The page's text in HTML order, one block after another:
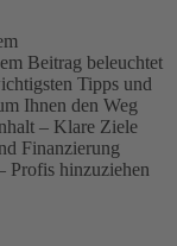
Beitrag beleuchtet
Tipps und
Ihnen den Weg
– Klare Ziele
Finanzierung
Profis hinzuziehen